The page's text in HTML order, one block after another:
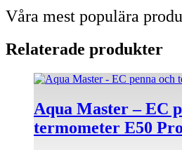
Våra mest populära
Relaterade produkter
Aqua Master – EC
termometer E50 Pro